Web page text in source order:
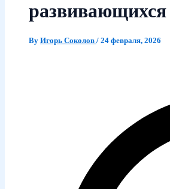
By Игорь Соколов / 24 февраля, 2026